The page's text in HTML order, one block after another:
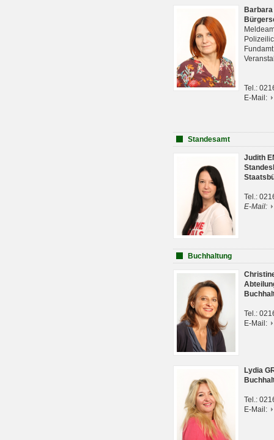
Tel.:
E-Mail:
Standesamt
Judith
Tel.:
E-Mail:
Buchhaltung
Tel.:
E-Mail:
Lydia
Tel.:
E-Mail: